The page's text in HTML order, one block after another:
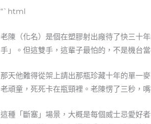
“`html
老陳（化名）是個在塑膠射出廠待了快三十
手」。但這雙手，這輩子最怕的，不是機台
那天他難得從架上請出那瓶珍藏十年的單一
老頑童，死死卡在瓶頸裡。老陳愣了三秒，
這種「斷塞」場景，大概是每個威士忌愛好